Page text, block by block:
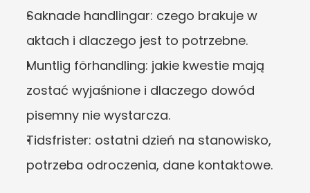
Saknade handlingar: czego brakuje w
aktach i dlaczego jest to potrzebne.
Muntlig förhandling: jakie kwestie mają
zostać wyjaśnione i dlaczego dowód
pisemny nie wystarcza.
Tidsfrister: ostatni dzień na stanowisko,
potrzeba odroczenia, dane kontaktowe.